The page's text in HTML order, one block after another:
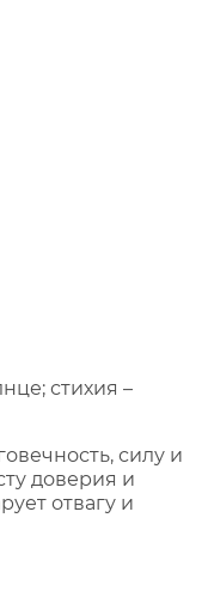
стихия –
силу и
доверия и
отвагу и